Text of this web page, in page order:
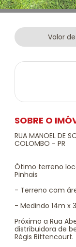
Valor
SOBRE O
RUA MANOEL DE
COLOMBO - PR
Ótimo terreno
Pinhais
- Terreno com
- Medindo 14m x
Próximo a Rua
distribuidora de
Régis Bittencourt.